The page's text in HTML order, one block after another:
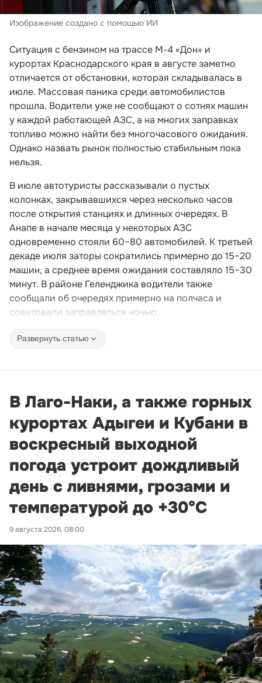
Изображение создано с помощью ИИ
Ситуация с бензином на трассе М-4 «Дон» и
курортах Краснодарского края в августе заметно
отличается от обстановки, которая складывалась в
июле. Массовая паника среди автомобилистов
прошла. Водители уже не сообщают о сотнях машин
у каждой работающей АЗС, а на многих заправках
топливо можно найти без многочасового ожидания.
Однако назвать рынок полностью стабильным пока
нельзя.
В июле автотуристы рассказывали о пустых
колонках, закрывавшихся через несколько часов
после открытия станциях и длинных очередях. В
Анапе в начале месяца у некоторых АЗС
одновременно стояли 60–80 автомобилей. К третьей
декаде июля заторы сократились примерно до 15–20
машин, а среднее время ожидания составляло 15–30
минут. В районе Геленджика водители также
сообщали об очередях примерно на полчаса и
советовали заправляться ночью.
Развернуть статью
В Лаго-Наки, а также горных
курортах Адыгеи и Кубани в
воскресный выходной
погода устроит дождливый
день с ливнями, грозами и
температурой до +30°С
9 августа 2026, 08:00